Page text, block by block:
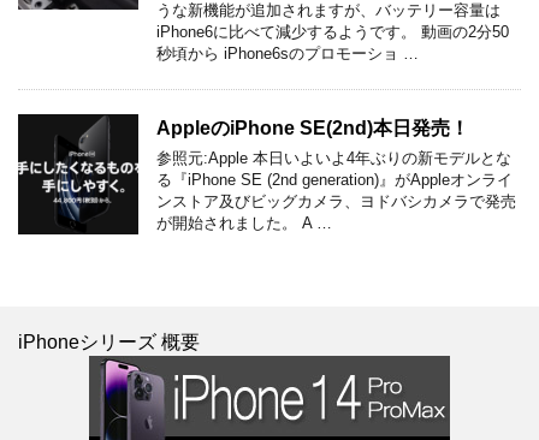
うな新機能が追加されますが、バッテリー容量は
iPhone6に比べて減少するようです。 動画の2分50
秒頃から iPhone6sのプロモーショ …
AppleのiPhone SE(2nd)本日発売！
参照元:Apple 本日いよいよ4年ぶりの新モデルとな
る『iPhone SE (2nd generation)』がAppleオンライ
ンストア及びビッグカメラ、ヨドバシカメラで発売
が開始されました。 A …
iPhoneシリーズ 概要